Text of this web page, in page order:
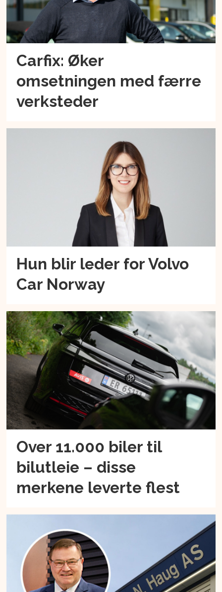
Carfix: Øker
omsetningen med færre
verksteder
Hun blir leder for Volvo
Car Norway
Over 11.000 biler til
bilutleie – disse
merkene leverte flest